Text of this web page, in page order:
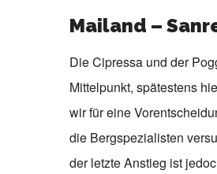
Mailand –
Die Cipressa und der
Mittelpunkt, spätestens
wir für eine
die Bergspezialisten
der letzte Anstieg ist